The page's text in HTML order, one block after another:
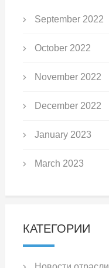
September 2022
October 2022
November 2022
December 2022
January 2023
March 2023
КАТЕГОРИИ